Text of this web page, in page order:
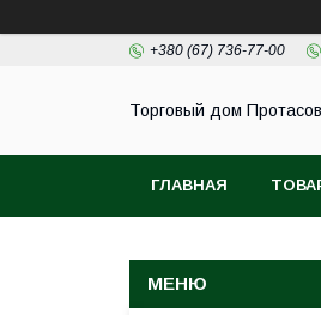
+380 (67) 736-77-00
Торговый дом Протасов
ГЛАВНАЯ